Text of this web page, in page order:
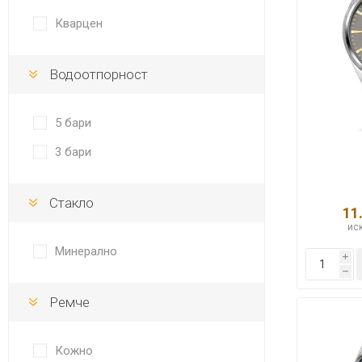
SEIKO
LA
BERING
i
h
Кварцен
Водоотпорност
5 бари
3 бари
Стакло
Минерално
Ремче
Кожно